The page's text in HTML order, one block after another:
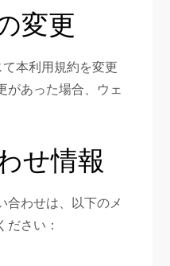
変更
本利用規約を変更
があった場合、ウェ
せ情報
合わせは、以下のメ
さい：